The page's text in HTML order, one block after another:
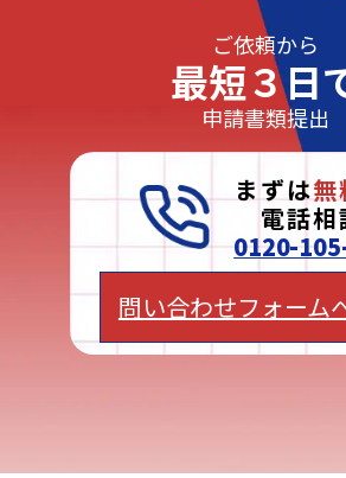
ご依頼から
最短３日
申請書類提出
まずは無
電話相
0120-
問い合わせフォーム